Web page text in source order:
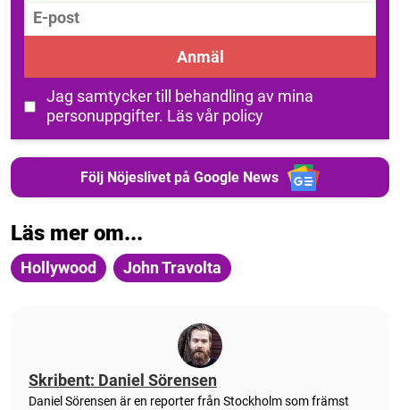
E-post
Anmäl
Jag samtycker till behandling av mina
personuppgifter. Läs vår policy
Följ Nöjeslivet på Google News
Läs mer om...
Hollywood John Travolta
Skribent: Daniel Sörensen
Daniel Sörensen är en reporter från Stockholm som främst